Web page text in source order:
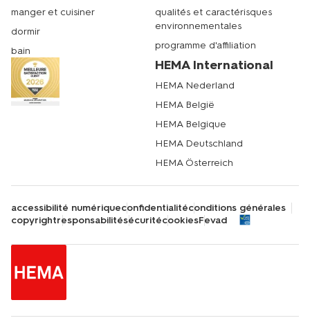
manger et cuisiner
dormir
bain
qualités et caractérisques
environnementales
programme d'affiliation
HEMA International
HEMA Nederland
HEMA België
HEMA Belgique
HEMA Deutschland
HEMA Österreich
accessibilité numériqueconfidentialitéconditions générales
copyrightresponsabilitésécuritécookiesFevad